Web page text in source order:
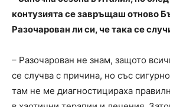
контузията се завръщаш отново
Разочарован ли си, че така се
– Разочарован не знам, защото
се случва с причина, но със
там не ме диагностицираха